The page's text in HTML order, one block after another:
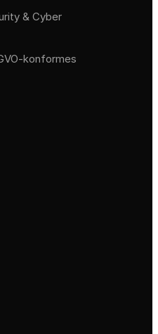
& Cyber
konformes